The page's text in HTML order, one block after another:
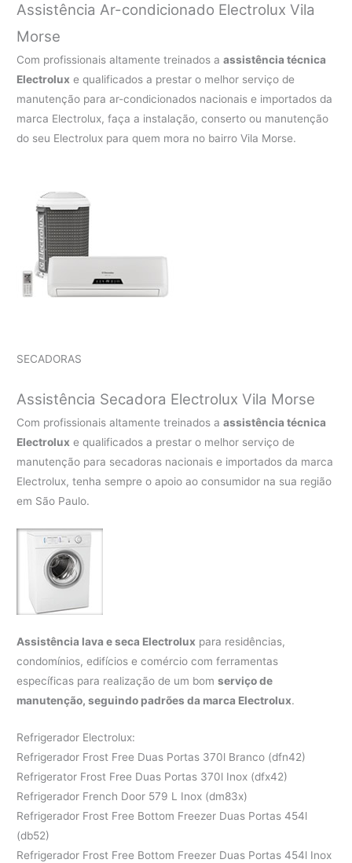
Assistência Ar-condicionado Electrolux Vila
Morse
Com profissionais altamente treinados aassistência técnica
Electrolux e qualificados a prestar o melhor serviço de
manutenção para ar-condicionados nacionais e importados da
marca Electrolux, faça a instalação, conserto ou manutenção
do seu Electrolux para quem mora no bairro Vila Morse.
SECADORAS
Assistência Secadora Electrolux Vila Morse
Com profissionais altamente treinados aassistência técnica
Electrolux e qualificados a prestar o melhor serviço de
manutenção para secadoras nacionais e importados da marca
Electrolux, tenha sempre o apoio ao consumidor na sua região
em São Paulo.
Assistência lava e seca Electrolux para residências,
condomínios, edifícios e comércio com ferramentas
específicas para realização de um bomserviço de
manutenção, seguindo padrões da marca Electrolux.
Refrigerador Electrolux:
Refrigerador Frost Free Duas Portas 370l Branco (dfn42)
Refrigerator Frost Free Duas Portas 370l Inox (dfx42)
Refrigerador French Door 579 L Inox (dm83x)
Refrigerador Frost Free Bottom Freezer Duas Portas 454l
(db52)
Refrigerador Frost Free Bottom Freezer Duas Portas 454l Inox